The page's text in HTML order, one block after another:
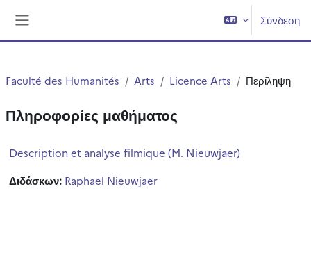
Σύνδεση
Faculté des Humanités Arts Licence Arts Περίληψη
Πληροφορίες μαθήματος
Description et analyse filmique (M. Nieuwjaer)
Διδάσκων: Raphael Nieuwjaer